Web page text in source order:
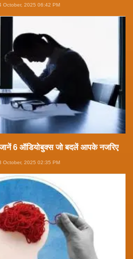
October, 2025 06:42 PM
6 ऑडियोबुक्स जो बदलें आपके नजरिए
October, 2025 02:35 PM